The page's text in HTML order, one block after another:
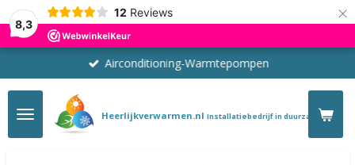
8,3
12 Reviews ×
Heerlijkverwarmen.nl Installatiebedrijf in duurzaam
Airconditioning-Warmtepompen